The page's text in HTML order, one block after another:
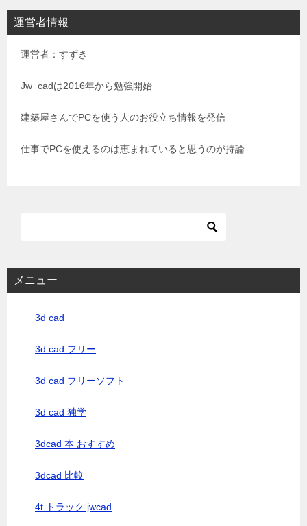
ビ
ゲ
運営者情報
運営者：すずき
Jw_cadは2016年から勉強開始
建築屋さんでPCを使う人のお役立ち情報を発信
仕事でPCを使えるのは恵まれていると思うのが持論
メニュー
3d cad
3d cad フリー
3d cad フリーソフト
3d cad 独学
3dcad 本 おすすめ
3dcad 比較
4t トラック jwcad